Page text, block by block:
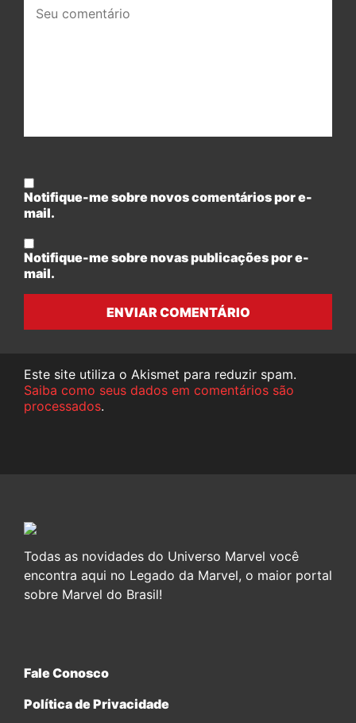
comentário:
Notifique-me sobre novos comentários por e-
mail.
Notifique-me sobre novas publicações por e-
mail.
ENVIAR COMENTÁRIO
Este site utiliza o Akismet para reduzir spam.
Saiba como seus dados em comentários são
processados.
Todas as novidades do Universo Marvel você
encontra aqui no Legado da Marvel, o maior portal
sobre Marvel do Brasil!
Fale Conosco
Política de Privacidade